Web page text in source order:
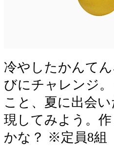
冷やしたかんて
びにチャレンジ
こと、夏に出会
現してみよう。
かな？ ※定員8組